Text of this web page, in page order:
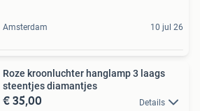
Amsterdam 10 jul 26
Roze kroonluchter hanglamp 3 laags
steentjes diamantjes
€ 35,00 Details